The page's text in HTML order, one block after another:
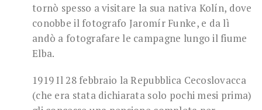
tornò spesso a visitare la sua nativa Kolín, dove
conobbe il fotografo Jaromír Funke, e da lì
andò a fotografare le campagne lungo il fiume
Elba.
1919 Il 28 febbraio la Repubblica Cecoslovacca
(che era stata dichiarata solo pochi mesi prima)